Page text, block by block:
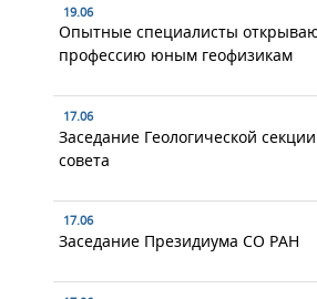
19.06
Опытные специалисты
профессию юным геофизикам
17.06
Заседание Геологической
совета
17.06
Заседание Президиума СО РАН